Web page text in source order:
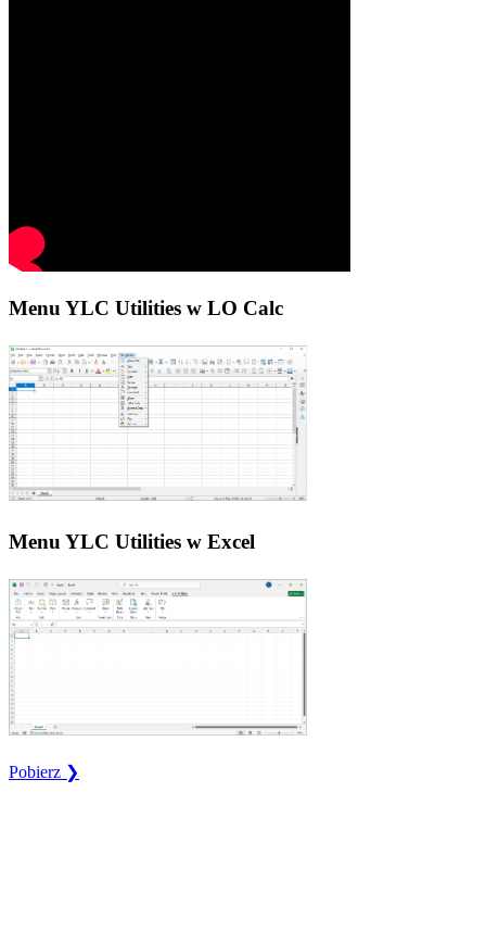
Menu YLC Utilities w LO Calc
Menu YLC Utilities w Excel
Pobierz ❯